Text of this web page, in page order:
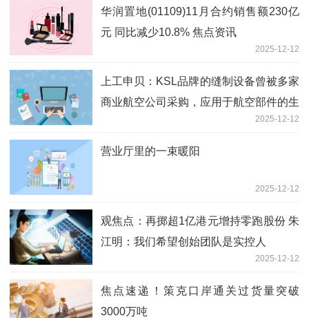
华润置地(01109)11月合约销售额230亿
元 同比减少10.8% 焦点资讯
2025-12-12
上工申贝：KSL品牌的缝制设备曾被多家
商业航空公司采购，应用于航空部件的生
2025-12-12
营业厅里的一束暖阳
2025-12-12
观焦点：再掷超1亿港元增持零跑股份 朱
江明：我们希望创始团队是实控人
2025-12-12
焦点速递！策克口岸通关过货量突破
3000万吨